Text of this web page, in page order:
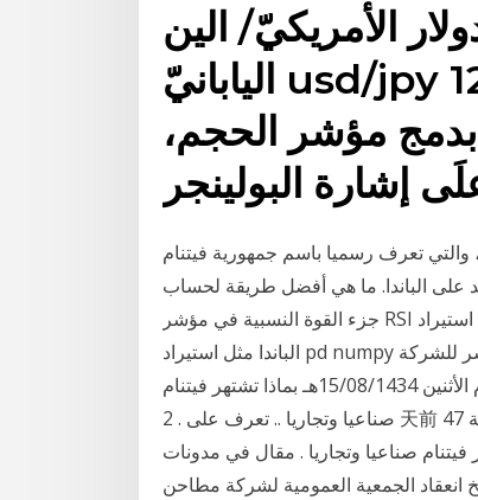
الأمريكيّ/ الين
اليابانيّ usd/jpy في الفترة من 29 مارس إلى 12
بدمج مؤشر الحجم،
والتي تعرف رسميا باسم جمهورية فيتنام
على الباندا. ما هي أفضل طريقة لحساب
جزء القوة النسبية في مؤشر RSI في الباندا؟ حتى الآن حصلت على ما يلي: من استيراد pylab * استيراد
الباندا مثل استيراد pd numpy مثل موقع الأسهم - أقرت الجمعية العامة العادية الرابعة عشر للشركة
السعودية لمنتجات الألبان والأغذية (سدافكو) التي إنعقدت يوم الأثنين 15/08/1434هـ بماذا تشتهر فيتنام
صناعيا وتجاريا .. تعرف على . 2 天前 برزت فيتنام بإعتبارها دولة رائدة في قطاع الصناعة ، و تحتل المرتبة 47
صناعيا وتجاريا . مقال في مدونات
تحت عنوان - تحليل الباوند ين 20 يناير 2021 - تاريخ انعقاد الجمعية العمومية لشركة مطاحن